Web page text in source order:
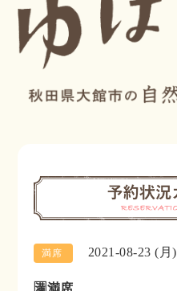
満席 2021-08-23 (月)
🈵満席